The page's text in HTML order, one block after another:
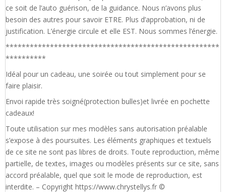
ce soit de l’auto guérison, de la guidance. Nous n’avons plus
besoin des autres pour savoir ETRE. Plus d’approbation, ni de
justification. L’énergie circule et elle EST. Nous sommes l’énergie.
*****************************************************
**********
Idéal pour un cadeau, une soirée ou tout simplement pour se
faire plaisir.
Envoi rapide très soigné(protection bulles)et livrée en pochette
cadeaux!
Toute utilisation sur mes modèles sans autorisation préalable
s’expose à des poursuites. Les éléments graphiques et textuels
de ce site ne sont pas libres de droits. Toute reproduction, même
partielle, de textes, images ou modèles présents sur ce site, sans
accord préalable, quel que soit le mode de reproduction, est
interdite. – Copyright https://www.chrystellys.fr ©